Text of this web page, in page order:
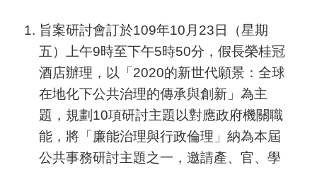
旨案研討會訂於109年10月23日（星期
五）上午9時至下午5時50分，假長榮桂冠
酒店辦理，以「2020的新世代願景：全球
在地化下公共治理的傳承與創新」為主
題，規劃10項研討主題以對應政府機關職
能，將「廉能治理與行政倫理」納為本屆
公共事務研討主題之一，邀請產、官、學